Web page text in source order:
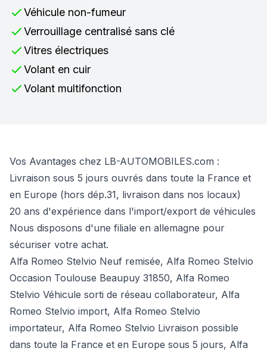
Véhicule non-fumeur
Verrouillage centralisé sans clé
Vitres électriques
Volant en cuir
Volant multifonction
Vos Avantages chez LB-AUTOMOBILES.com :
Livraison sous 5 jours ouvrés dans toute la France et
en Europe (hors dép.31, livraison dans nos locaux)
20 ans d'expérience dans l'import/export de véhicules
Nous disposons d'une filiale en allemagne pour
sécuriser votre achat.
Alfa Romeo Stelvio Neuf remisée, Alfa Romeo Stelvio
Occasion Toulouse Beaupuy 31850, Alfa Romeo
Stelvio Véhicule sorti de réseau collaborateur, Alfa
Romeo Stelvio import, Alfa Romeo Stelvio
importateur, Alfa Romeo Stelvio Livraison possible
dans toute la France et en Europe sous 5 jours, Alfa